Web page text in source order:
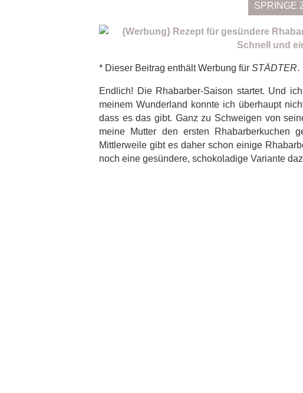
SPRINGE
* Dieser Beitrag enthält Werbung für STÄDTER.
Endlich! Die Rhabarber-Saison startet. Und
meinem Wunderland konnte ich überhaupt
dass es das gibt. Ganz zu Schweigen von
meine Mutter den ersten Rhabarberkuchen
Mittlerweile gibt es daher schon einige
noch eine gesündere, schokoladige Variante